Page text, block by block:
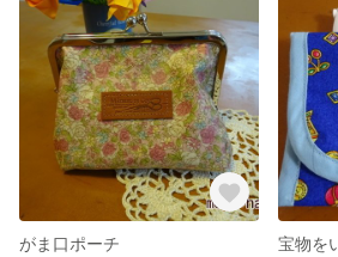
がま口ポーチ